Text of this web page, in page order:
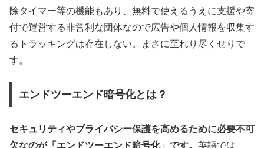
除タイマー等の機能もあり、無料で使えるうえに支援や寄
付で運営する非営利な団体なので広告や個人情報を収集す
るトラッキングは存在しない。まさに至れり尽くせりで
す。
エンドツーエンド暗号化とは？
セキュリティやプライバシー保護を高めるために必要不可
欠なのが「エンドツーエンド暗号化」です。 英語では